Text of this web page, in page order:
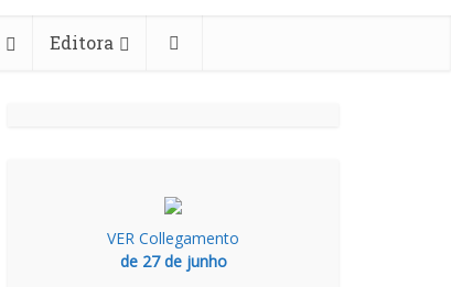
Editora
VER Collegamento
de 27 de junho